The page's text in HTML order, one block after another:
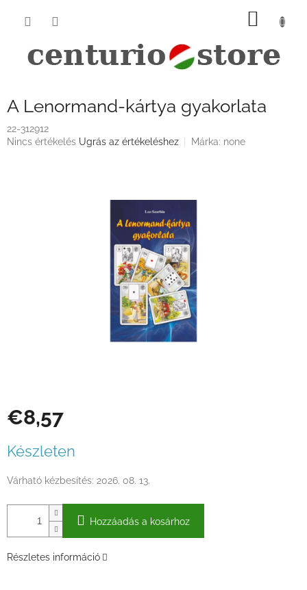
KOSÁR
A Lenormand-kártya gyakorlata
22-312912
A
Nincs értékelés Ugrás az értékeléshez Márka: none
€8,57
Készleten
Várható kézbesítés: 2026. 08. 13.
Hozzáadás a kosárhoz
Részletes információ